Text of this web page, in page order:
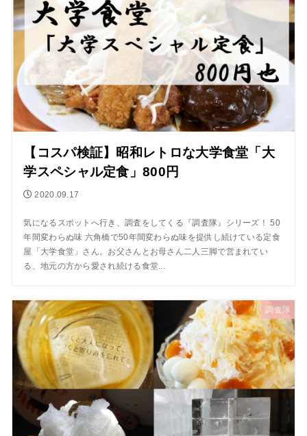
【コスパ検証】昭和レトロな大学食堂「大
学スペシャル定食」800円
2020.09.17
気になるスポットへ行き、調査をしてくる『調査隊』シリーズ！ 50
年間変わらぬ味 六角橋で50年間変わらぬ味を提供し続けている定食
屋「大学食堂」さん。お父さんとお母さん二人三脚で営まれてい
る、地元の方から愛され続ける食堂...
調査隊